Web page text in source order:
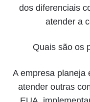
dos diferenciais
atender a
Quais são os
A empresa planeja
atender outras